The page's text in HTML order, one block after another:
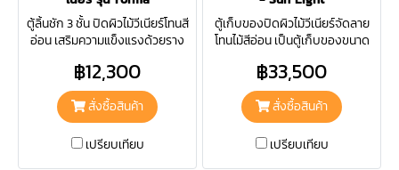
ตู้ลิ้นชัก 3 ชั้น ปิดผิวไม้วีเนียร์โทนสี
อ่อน เสริมความแข็งแรงด้วยราง
นุ่มนวล ช่วยให้ห้องของคุณเป็น
ระเบียบมากยิ่งขึ้น
฿12,300
สั่งซื้อสินค้า
เปรียบเทียบ
ตู้เก็บของปิดผิวไม้วีเนียร์จัดลาย
โทนไม้สีอ่อน เป็นตู้เก็บของขนาด
กัน ช่วยจัดระเบียบพื้นที่ภายในบ้าน
และตกแต่งภายในห้อง
฿33,500
สั่งซื้อสินค้า
เปรียบเทียบ